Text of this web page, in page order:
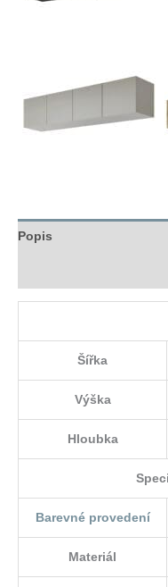
Popis
Šířka
Výška
Hloubka
Barevné provedení
Materiál